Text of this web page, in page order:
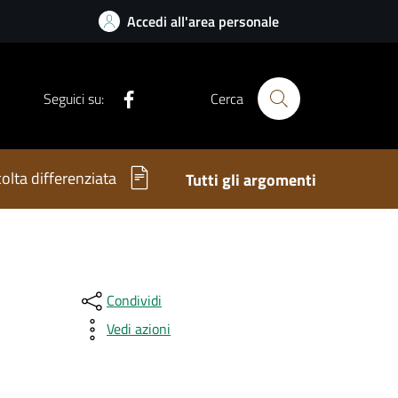
Accedi all'area personale
Seguici su: Cerca
differenziata Tutti gli argomenti
Condividi
Vedi azioni